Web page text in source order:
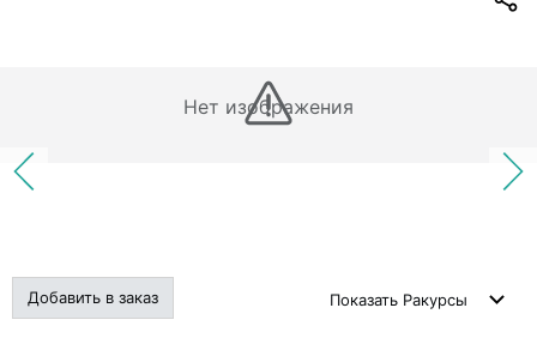
Нет изображения
Добавить в заказ Показать Ракурсы